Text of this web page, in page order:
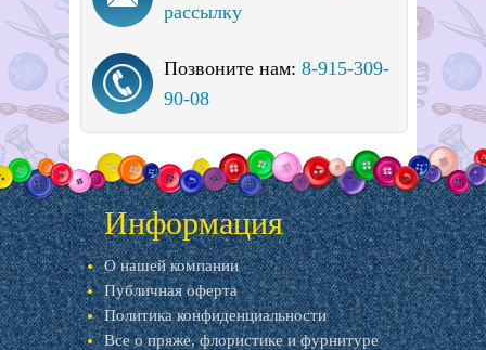
рассылку
Позвоните нам: 8-915-309-
90-08
Информация
О нашей компании
Публичная оферта
Политика конфиденциальности
Все о пряже, флористике и фурнитуре